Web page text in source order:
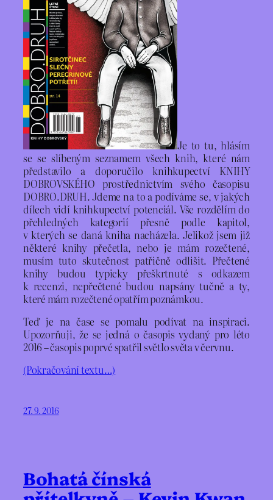
Je to tu, hlásím
se se slíbeným seznamem všech knih, které nám
představilo a doporučilo knihkupectví KNIHY
DOBROVSKÉHO prostřednictvím svého časopisu
DOBRO.DRUH. Jdeme na to a podíváme se, v jakých
dílech vidí knihkupectví potenciál. Vše rozdělím do
přehledných kategorií přesně podle kapitol,
v kterých se daná kniha nacházela. Jelikož jsem již
některé knihy přečetla, nebo je mám rozečtené,
musím tuto skutečnost patřičně odlišit. Přečtené
knihy budou typicky přeškrtnuté s odkazem
k recenzi, nepřečtené budou napsány tučně a ty,
které mám rozečtené opatřím poznámkou.
Teď je na čase se pomalu podívat na inspiraci.
Upozorňuji, že se jedná o časopis vydaný pro léto
2016 – časopis poprvé spatřil světlo světa v červnu.
(Pokračování textu…)
27. 9. 2016
Bohatá čínská